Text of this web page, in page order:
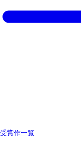
受賞作一覧